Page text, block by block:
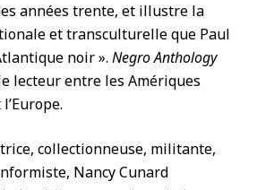
années trente, et illustre la
et transculturelle que Paul
noir ». Negro Anthology
lecteur entre les Amériques
collectionneuse, militante,
Nancy Cunard